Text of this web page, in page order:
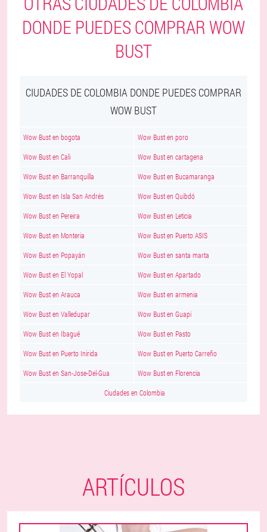
DONDE PUEDES COMPRAR WOW
BUST
CIUDADES DE COLOMBIA DONDE PUEDES COMPRAR
WOW BUST
Wow Bust en bogota Wow Bust en poro
Wow Bust en Cali Wow Bust en cartagena
Wow Bust en Barranquilla Wow Bust en Bucamaranga
Wow Bust en Isla San Andrés Wow Bust en Quibdó
Wow Bust en Pereira Wow Bust en Leticia
Wow Bust en Monteria Wow Bust en Puerto ASIS
Wow Bust en Popayán Wow Bust en santa marta
Wow Bust en El Yopal Wow Bust en Apartado
Wow Bust en Arauca Wow Bust en armenia
Wow Bust en Valledupar Wow Bust en Guapi
Wow Bust en Ibagué Wow Bust en Pasto
Wow Bust en Puerto Inirida Wow Bust en Puerto Carreño
Wow Bust en San-Jose-Del-Gua Wow Bust en Florencia
Ciudades en Colombia
ARTÍCULOS